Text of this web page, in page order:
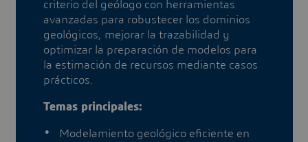
criterio del geólogo con herramientas
avanzadas para robustecer los dominios
geológicos, mejorar la trazabilidad y
optimizar la preparación de modelos para
la estimación de recursos mediante casos
prácticos.
Temas principales:
Modelamiento geológico eficiente en